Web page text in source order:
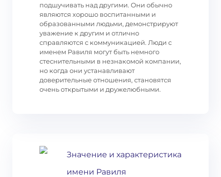
подшучивать над другими. Они обычно
являются хорошо воспитанными и
образованными людьми, демонстрируют
уважение к другим и отлично
справляются с коммуникацией. Люди с
именем Равиля могут быть немного
стеснительными в незнакомой компании,
но когда они устанавливают
доверительные отношения, становятся
очень открытыми и дружелюбными.
Значение и характеристика
имени Равиля